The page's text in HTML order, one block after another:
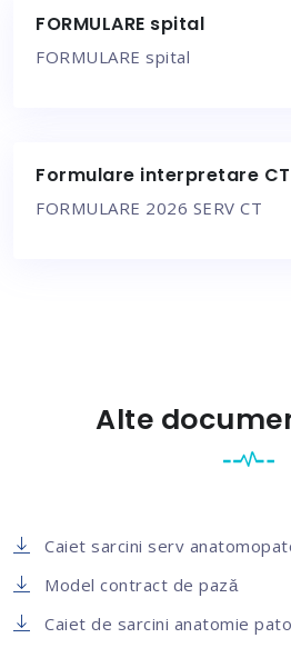
FORMULARE spital
FORMULARE spital
Formulare interpretare
FORMULARE 2026 SERV CT
Alte
Caiet sarcini serv
Model contract de pazǎ
Caiet de sarcini anatomie